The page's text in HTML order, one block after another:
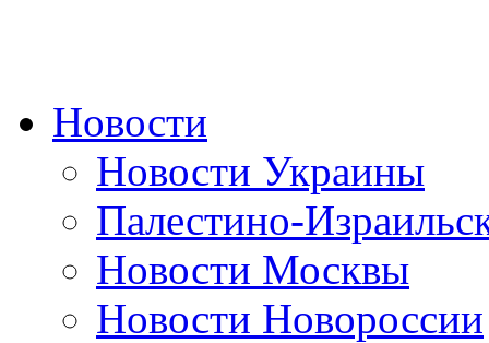
Новости
Новости Украины
Палестино-
Новости Москвы
Новости Новороссии